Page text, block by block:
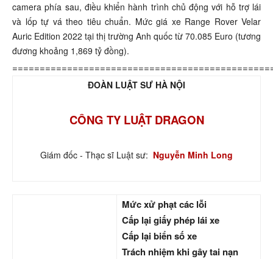
camera phía sau, điều khiển hành trình chủ động với hỗ trợ lái
và lốp tự vá theo tiêu chuẩn. Mức giá xe Range Rover Velar
Auric Edition 2022 tại thị trường Anh quốc từ 70.085 Euro (tương
đương khoảng 1,869 tỷ đồng).
ĐOÀN LUẬT SƯ HÀ NỘI
CÔNG TY LUẬT DRAGON
Giám đốc - Thạc sĩ Luật sư: Nguyễn Minh Long
Mức xử phạt các lỗi
Cấp lại giấy phép lái xe
Cấp lại biển số xe
Trách nhiệm khi gây tai nạn